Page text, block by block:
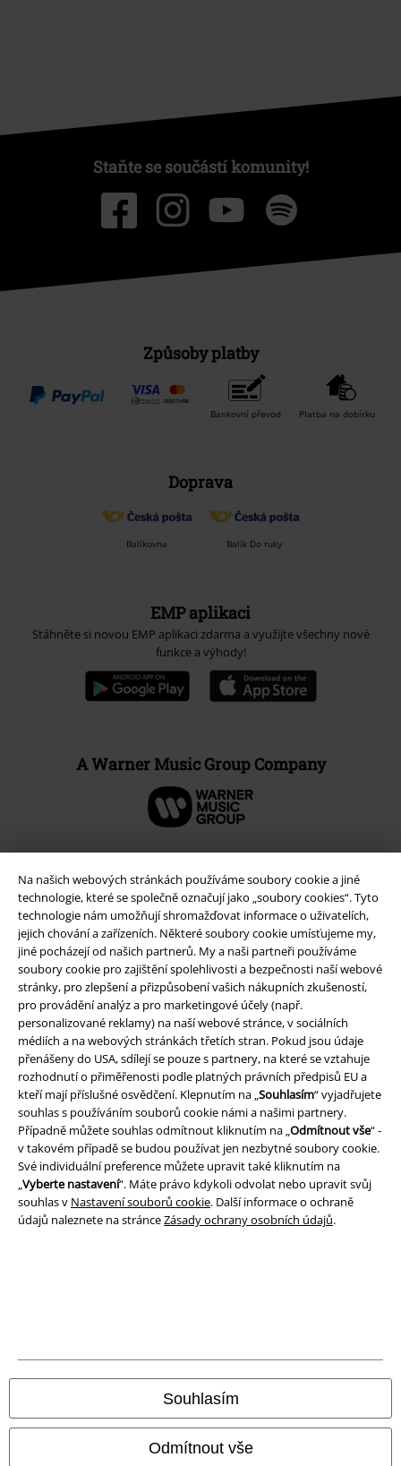
Na našich webových stránkách používáme soubory cookie a jiné
technologie, které se společně označují jako „soubory cookies“. Tyto
technologie nám umožňují shromažďovat informace o uživatelích,
jejich chování a zařízeních. Některé soubory cookie umísťujeme my,
jiné pocházejí od našich partnerů. My a naši partneři používáme
soubory cookie pro zajištění spolehlivosti a bezpečnosti naší webové
stránky, pro zlepšení a přizpůsobení vašich nákupních zkušeností,
pro provádění analýz a pro marketingové účely (např.
personalizované reklamy) na naší webové stránce, v sociálních
médiích a na webových stránkách třetích stran. Pokud jsou údaje
přenášeny do USA, sdílejí se pouze s partnery, na které se vztahuje
rozhodnutí o přiměřenosti podle platných právních předpisů EU a
kteří mají příslušné osvědčení. Klepnutím na „ Souhlasím“ vyjadřujete
souhlas s používáním souborů cookie námi a našimi partnery.
Případně můžete souhlas odmítnout kliknutím na „ Odmítnout vše“ -
v takovém případě se budou používat jen nezbytné soubory cookie.
Své individuální preference můžete upravit také kliknutím na
Vyberte nastavení“. Máte právo kdykoli odvolat nebo upravit svůj
souhlas v Nastavení souborů cookie. Další informace o ochraně
údajů naleznete na stránceZásady ochrany osobních údajů.
Souhlasím
Odmítnout vše
Staňte se součástí komunity!
Způsoby platby
Bankovní převod Platba na dobírku
Doprava
Balíkovna Balík Do ruky
EMP aplikaci
Stáhněte si novou EMP aplikaci zdarma a využijte všechny nové
funkce a výhody!
A Warner Music Group Company
Právní informace
Podmínky
Prohlášení
Ochrana osobních údajů
Likvidace odpadu a ochrana životního prostředí
Prohlášení o shodě
Všechny ceny jsou včetně DPH, bezpoštovného a balného
© 1986-2026 EMP Merchandising